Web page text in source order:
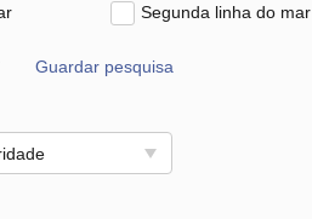
Segunda linha do mar
Guardar pesquisa